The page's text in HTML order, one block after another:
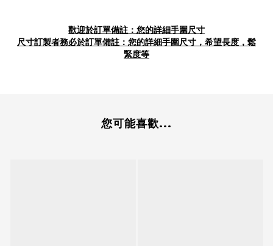
歡迎於訂單備註：您的詳細手圍尺寸
尺寸訂製者務必於訂單備註：您的詳細手圍尺寸，希望長度，鬆
緊度等
您可能喜歡...